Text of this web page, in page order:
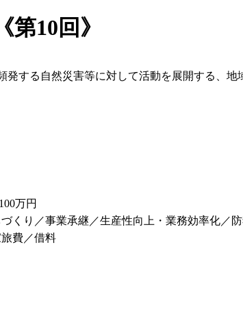
10回》
する自然災害等に対して活動を展開する、
万円
くり／事業承継／生産性向上・業務効率化／
費／借料